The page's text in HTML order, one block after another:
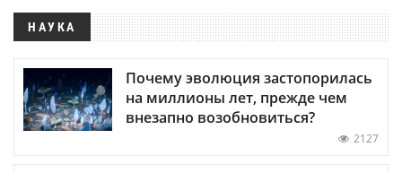
НАУКА
Почему эволюция застопорилась
на миллионы лет, прежде чем
внезапно возобновиться?
2127